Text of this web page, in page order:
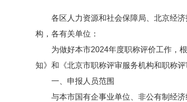
各区人力资源和社会保障局、北京经
构，各有关单位：
为做好本市2024年度职称评价工作，
知》和《北京市职称评审服务机构和职称
一、申报人员范围
与本市国有企事业单位、非公有制经